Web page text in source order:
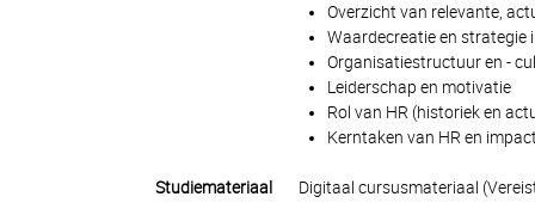
Overzicht van relevante,
Waardecreatie en strategie
Organisatiestructuur en -
Leiderschap en motivatie
Rol van HR (historiek en
Kerntaken van HR en
Studiemateriaal Digitaal cursusmateriaal